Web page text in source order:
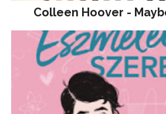
Colleen Hoover -